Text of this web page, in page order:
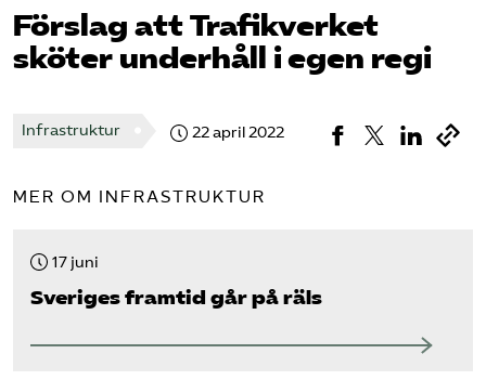
Bli medlem
Förslag att Trafikverket
sköter underhåll i egen regi
Infrastruktur 22 april 2022
MER OM INFRASTRUKTUR
17 juni
Sveriges framtid går på räls